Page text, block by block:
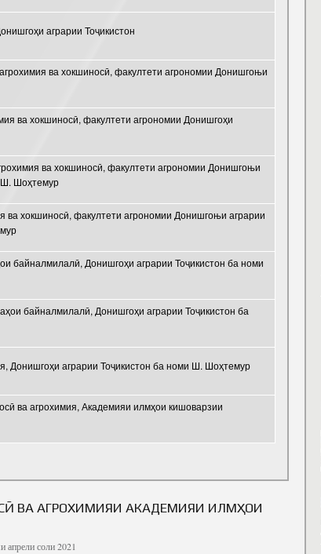
аграрии Тоҷикистон
ва хокшиносӣ, факултети агрономии Донишгоњи
ва хокшиносӣ, факултети агрономии Донишгоҳи
ва хокшиносӣ, факултети агрономии Донишгоњи
Ш. Шоҳтемур
ва хокшиносӣ, факултети агрономии Донишгоњи аграрии
байналмилалӣ, Донишгоҳи аграрии Тоҷикистон ба номи
байналмилалӣ, Донишгоҳи аграрии Тоҷикистон ба
Донишгоҳи аграрии Тоҷикистон ба номи Ш. Шоҳтемур
ва агрохимия, Академияи илмҳои кишоварзии
ВА АГРОХИМИЯИ АКАДЕМИЯИ ИЛМҲОИ
соли 2021